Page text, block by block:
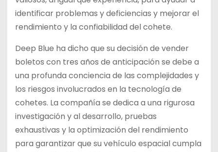
identificar problemas y deficiencias y mejorar el
rendimiento y la confiabilidad del cohete.
Deep Blue ha dicho que su decisión de vender
boletos con tres años de anticipación se debe a
una profunda conciencia de las complejidades y
los riesgos involucrados en la tecnología de
cohetes. La compañía se dedica a una rigurosa
investigación y al desarrollo, pruebas
exhaustivas y la optimización del rendimiento
para garantizar que su vehículo espacial cumpla